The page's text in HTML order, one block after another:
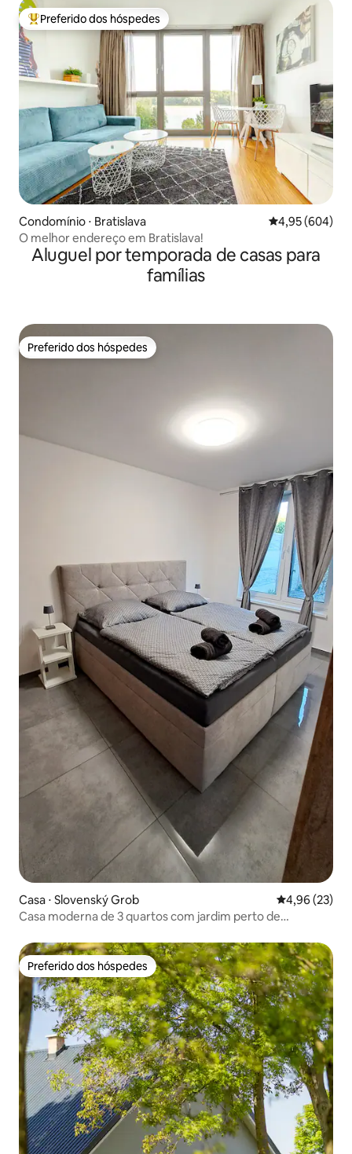
Entre os melhores preferidos dos hóspedes
Preferido dos hóspedes
Condomínio ⋅ Bratislava 4,95 de uma
4,95 (604)
O melhor endereço em Bratislava!
Aluguel por temporada de casas para
famílias
Preferido dos hóspedes
Preferido dos hóspedes
Casa ⋅ Slovenský Grob 4,96 de uma
4,96 (23)
Casa moderna de 3 quartos com jardim perto de
Preferido dos hóspedes
Preferido dos hóspedes